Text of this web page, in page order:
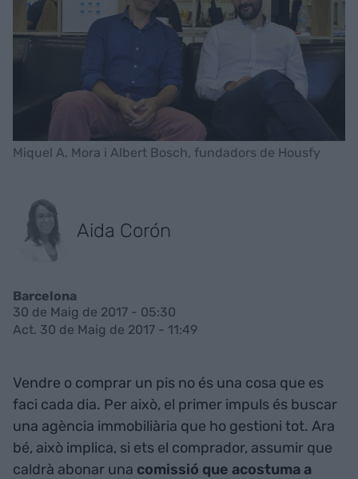
Miquel A. Mora i Albert Bosch, fundadors de Housfy
Aida Corón
Barcelona
30 de Maig de 2017 - 05:30
Act. 30 de Maig de 2017 - 11:49
Vendre o comprar un pis no és una cosa que es
faci cada dia. Per això, el primer impuls és buscar
una agència immobiliària que ho gestioni tot. Ara
bé, això implica, si ets el comprador, assumir que
caldrà abonar una comissió que acostuma a